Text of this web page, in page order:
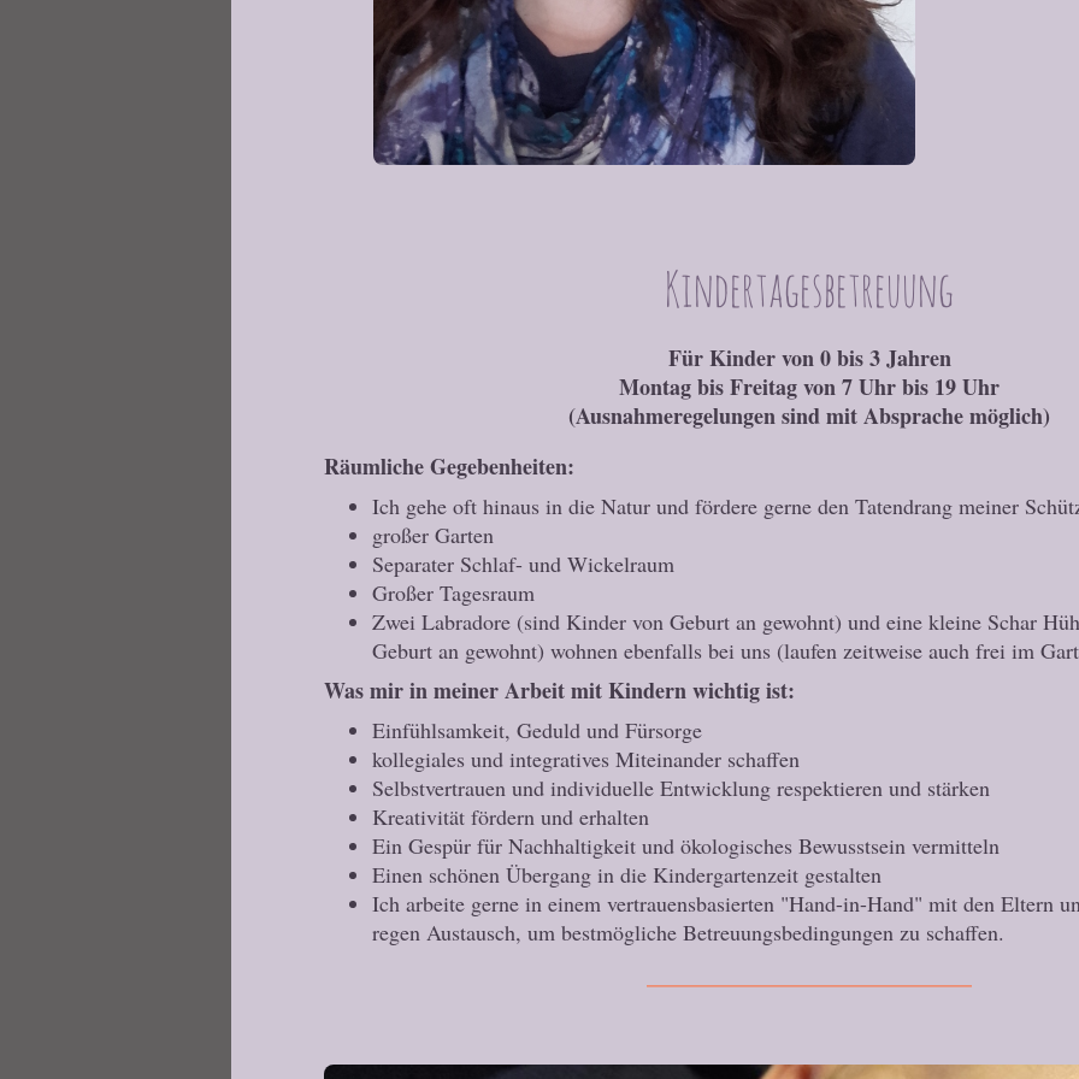
Kindertagesbetreuung
Für Kinder von 0 bis 3 Jahren
Montag bis Freitag von 7 Uhr bis 19 Uhr
(Ausnahmeregelungen sind mit Absprache möglich)
Räumliche Gegebenheiten:
Ich gehe oft hinaus in die Natur und fördere gerne den Tatendrang meiner
großer Garten
Separater Schlaf- und Wickelraum
Großer Tagesraum
Zwei Labradore (sind Kinder von Geburt an gewohnt) und eine kleine Schar
Geburt an gewohnt) wohnen ebenfalls bei uns (laufen zeitweise auch frei im
Was mir in meiner Arbeit mit Kindern wichtig ist:
Einfühlsamkeit, Geduld und Fürsorge
kollegiales und integratives Miteinander schaffen
Selbstvertrauen und individuelle Entwicklung respektieren und stärken
Kreativität fördern und erhalten
Ein Gespür für Nachhaltigkeit und ökologisches Bewusstsein vermitteln
Einen schönen Übergang in die Kindergartenzeit gestalten
Ich arbeite gerne in einem vertrauensbasierten "Hand-in-Hand" mit den Eltern
regen Austausch, um bestmögliche Betreuungsbedingungen zu schaffen.
———————————————